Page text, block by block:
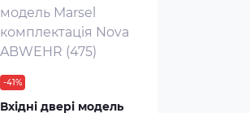
-41%
Вхідні двері модель